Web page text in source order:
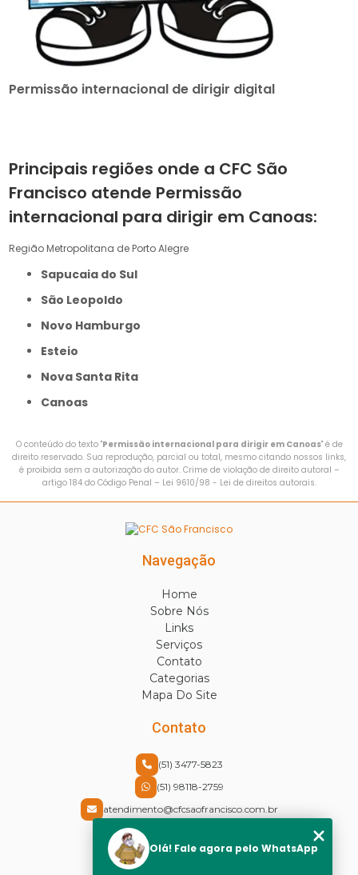
Permissão internacional de dirigir digital
Principais regiões onde a CFC São
Francisco atende Permissão
internacional para dirigir em Canoas:
Região Metropolitana de Porto Alegre
Sapucaia do Sul
São Leopoldo
Novo Hamburgo
Esteio
Nova Santa Rita
Canoas
O conteúdo do texto "Permissão internacional para dirigir em Canoas" é de
direito reservado. Sua reprodução, parcial ou total, mesmo citando nossos links,
é proibida sem a autorização do autor. Crime de violação de direito autoral –
artigo 184 do Código Penal – Lei 9610/98 - Lei de direitos autorais.
Navegação
Home
Sobre Nós
Links
Serviços
Contato
Categorias
Mapa Do Site
Contato
(51) 3477-5823
(51) 98118-2759
atendimento@cfcsaofrancisco.com.br
Rua Cel Vicente, 30 - Centro
Olá! Fale agora pelo WhatsApp